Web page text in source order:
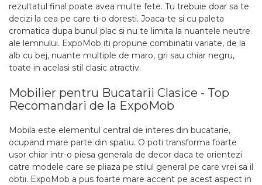
rezultatul final poate avea multe fete. Tu trebuie doar sa te
decizi la cea pe care ti-o doresti. Joaca-te si cu paleta
cromatica dupa bunul plac si nu te limita la nuantele neutre
ale lemnului. ExpoMob iti propune combinatii variate, de la
alb cu bej, nuante multiple de maro, gri sau chiar negru,
toate in acelasi stil clasic atractiv.
Mobilier pentru Bucatarii Clasice - Top
Recomandari de la ExpoMob
Mobila este elementul central de interes din bucatarie,
ocupand mare parte din spatiu. O poti transforma foarte
usor chiar intr-o piesa generala de decor daca te orientezi
catre modele care se pliaza pe stilul general pe care vrei sa il
obtii. ExpoMob a pus foarte mare accent pe acest aspect in